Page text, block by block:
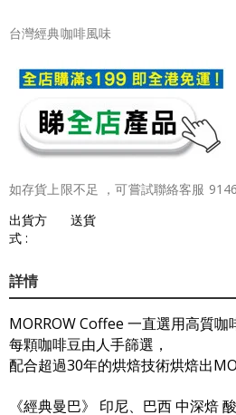
台灣經典咖啡風味
如存貨上限不足 ，可嘗試聯絡客服
出貨方
式 :
送貨
詳情
MORROW Coffee 一直選用高質咖
每顆咖啡豆由人手篩選，
配合超過30年的烘焙技術烘焙出
《經典曼巴》 印尼、巴西 中深焙